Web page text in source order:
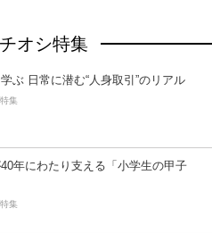
オシ特集
ぶ 日常に潜む“人身取引”のリアル
集
年にわたり支える「小学生の甲子
集